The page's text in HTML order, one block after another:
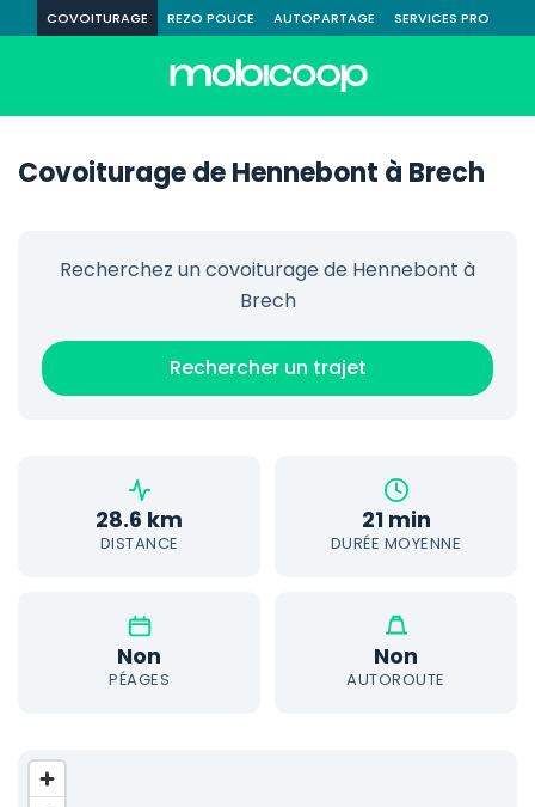
COVOITURAGE REZO POUCE AUTOPARTAGE SERVICES PRO
Covoiturage de Hennebont à Brech
Recherchez un covoiturage de Hennebont à
Brech
Rechercher un trajet
28.6 km
DISTANCE
21 min
DURÉE MOYENNE
Non
PÉAGES
Non
AUTOROUTE